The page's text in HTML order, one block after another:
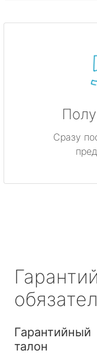
Сразу
Гарантийный
талон